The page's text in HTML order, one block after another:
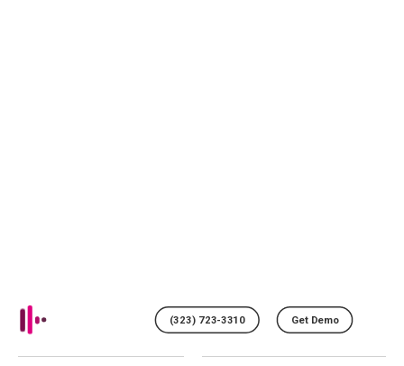
(323) 723-3310 Get Demo